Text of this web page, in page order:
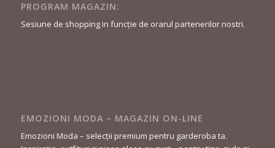
PROGRAM MAGAZIN:
Sesiune de shopping in funcție de orarul partenerilor nostri.
EMOZIONI MODA – MAGAZIN ON-LINE
Emozioni Moda – selecții premium pentru garderoba ta.